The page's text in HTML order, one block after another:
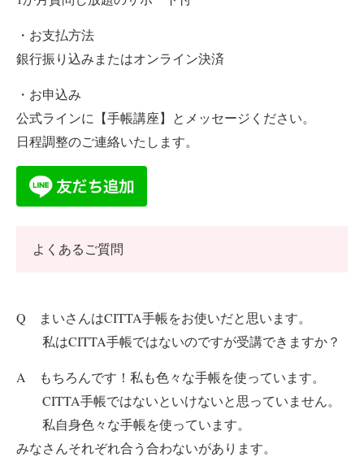
・お支払方法
銀行振り込みまたはオンライン決済
・お申込み
公式ラインに【手帳講座】とメッセージください。
日程調整のご連絡いたします。
よくあるご質問
Q まいさんはCITTA手帳をお使いだと思います。
私はCITTA手帳ではないのですが受講できますか？
A もちろんです！私も色々な手帳を使っています。
CITTA手帳ではないといけないと思っていません。
私自身色々な手帳を使っています。
みなさんそれぞれ合う合わないがあります。